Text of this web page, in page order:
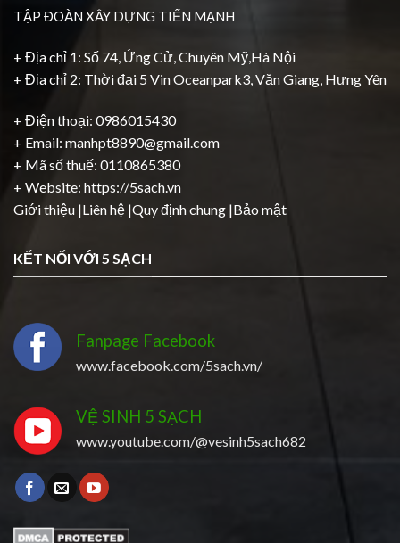
TẬP ĐOÀN XÂY DỰNG TIẾN MẠNH
+ Địa chỉ 1: Số 74, Ứng Cử, Chuyên Mỹ,Hà Nội
+ Địa chỉ 2: Thời đại 5 Vin Oceanpark3, Văn Giang, Hưng Yên
+ Điện thoại: 0986015430
+ Email: manhpt8890@gmail.com
+ Mã số thuế: 0110865380
+ Website: https://5sach.vn
Giới thiệu |Liên hệ |Quy định chung |Bảo mật
KẾT NỐI VỚI 5 SẠCH
Fanpage Facebook
www.facebook.com/5sach.vn/
VỆ SINH 5 SẠCH
www.youtube.com/@vesinh5sach682